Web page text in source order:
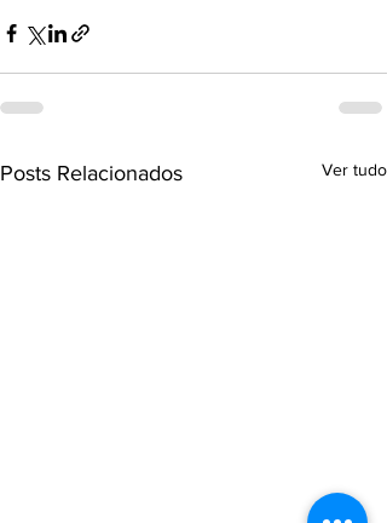
Posts Relacionados Ver tudo